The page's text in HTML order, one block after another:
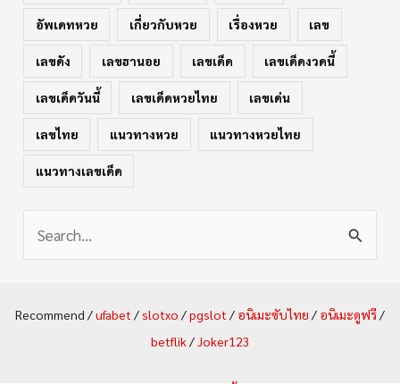
อัพเดทหวย เกี่ยวกับหวย เรื่องหวย เลข
เลขดัง เลขฮานอย เลขเด็ด เลขเด็ดงวดนี้
เลขเด็ดวันนี้ เลขเด็ดหวยไทย เลขเด่น
เลขไทย แนวทางหวย แนวทางหวยไทย
แนวทางเลขเด็ด
Recommend /ufabet /slotxo /pgslot / อนิเมะซับไทย / อนิเมะดูฟรี/
betflik/Joker123